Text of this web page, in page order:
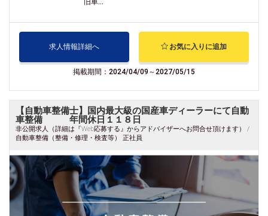
旧車...
求人情報詳細へ お気に入りに追加
掲載期間：2024/04/09～2027/05/15
【自動車整備士】国内最大級の国産車ディーラーにて自動
車整備 年間休日１１８日
非公開求人（詳細は『Web応募する』からアドバイザーへお問合せ頂けます） /
自動車整備（整備・修理・検査等） 正社員